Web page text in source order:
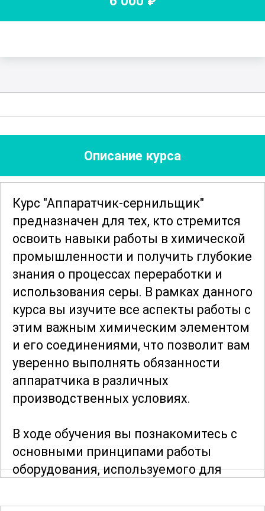
Описание курса
Курс "Аппаратчик-сернильщик"
предназначен для тех, кто стремится
освоить навыки работы в химической
промышленности и получить глубокие
знания о процессах переработки и
использования серы. В рамках данного
курса вы изучите все аспекты работы с
этим важным химическим элементом
и его соединениями, что позволит вам
уверенно выполнять обязанности
аппаратчика в различных
производственных условиях.
В ходе обучения вы познакомитесь с
основными принципами работы
оборудования, используемого для
уделяется технике безопасности и